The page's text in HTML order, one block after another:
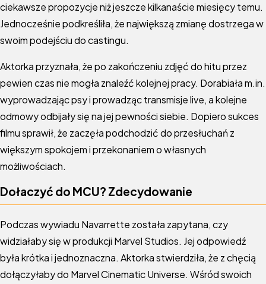
ciekawsze propozycje niż jeszcze kilkanaście miesięcy temu.
Jednocześnie podkreśliła, że największą zmianę dostrzega w
swoim podejściu do castingu.
Aktorka przyznała, że po zakończeniu zdjęć do hitu przez
pewien czas nie mogła znaleźć kolejnej pracy. Dorabiała m.in.
wyprowadzając psy i prowadząc transmisje live, a kolejne
odmowy odbijały się na jej pewności siebie. Dopiero sukces
filmu sprawił, że zaczęła podchodzić do przesłuchań z
większym spokojem i przekonaniem o własnych
możliwościach.
Dołaczyć do MCU? Zdecydowanie
Podczas wywiadu Navarrette została zapytana, czy
widziałaby się w produkcji Marvel Studios. Jej odpowiedź
była krótka i jednoznaczna. Aktorka stwierdziła, że z chęcią
dołączyłaby do Marvel Cinematic Universe. Wśród swoich